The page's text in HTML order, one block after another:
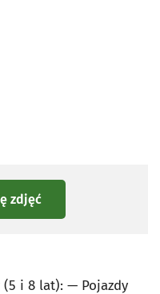
zdjęć
(5 i 8 lat): — Pojazdy